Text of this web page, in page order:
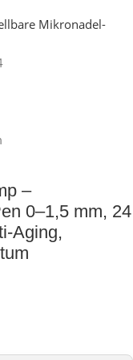
–
0–1,5 mm, 24
Aging,